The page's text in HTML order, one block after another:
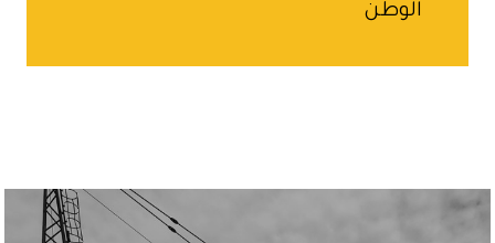
الوطن